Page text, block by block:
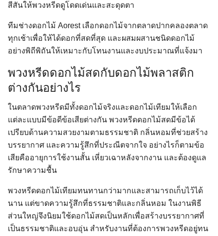
สีสันให้พวงหรีดดูโดดเด่นและสะดุดตา
ทีมช่างดอกไม้ Aorest เลือกดอกไม้จากตลาดปากคลองตลาด
ทุกเช้าเพื่อให้ได้ดอกที่สดที่สุด และผสมผสานชนิดดอกไม้
อย่างพิถีพิถันให้เหมาะกับโทนงานและงบประมาณที่แจ้งมา
พวงหรีดดอกไม้สดกับดอกไม้พลาสติก
ต่างกันอย่างไร
ในตลาดพวงหรีดมีทั้งดอกไม้จริงและดอกไม้เทียมให้เลือก
แต่ละแบบมีข้อดีข้อเสียต่างกัน พวงหรีดดอกไม้สดมีข้อได้
เปรียบด้านความสวยงามตามธรรมชาติ กลิ่นหอมที่ช่วยสร้าง
บรรยากาศ และความรู้สึกที่ประณีตจากใจ อย่างไรก็ตามข้อ
เสียคืออายุการใช้งานสั้น เหี่ยวเฉาหลังจากงาน และต้องดูแล
รักษาความชื้น
พวงหรีดดอกไม้เทียมทนทานกว่ามากและสามารถเก็บไว้ได้
นาน แต่ขาดความรู้สึกที่ธรรมชาติและกลิ่นหอม ในงานพิธี
ส่วนใหญ่จึงนิยมใช้ดอกไม้สดเป็นหลักเพื่อสร้างบรรยากาศที่
เป็นธรรมชาติและอบอุ่น สำหรับงานที่ต้องการพวงหรีดอยู่ทน